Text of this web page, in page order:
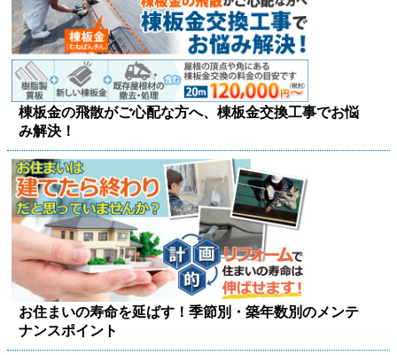
棟板金の飛散がご心配な方へ、棟板金交換工事でお悩
み解決！
お住まいの寿命を延ばす！季節別・築年数別のメンテ
ナンスポイント